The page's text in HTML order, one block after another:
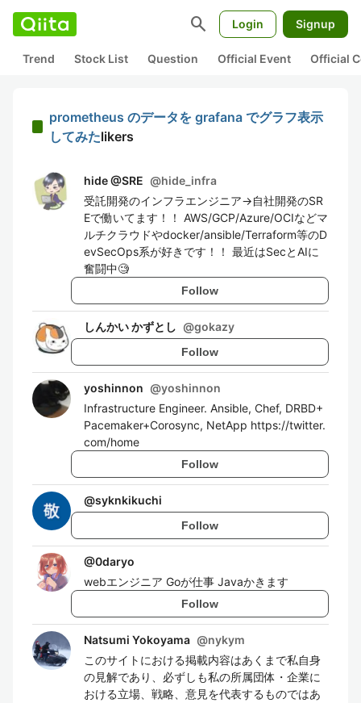
search Login Signup
Trend Stock List Question Official Event Official
prometheus のデータを grafana でグラフ表示
してみたlikers
hide @SRE @hide_infra
受託開発のインフラエンジニア→自社開発のSR
Eで働いてます！！ AWS/GCP/Azure/OCIなどマ
ルチクラウドやdocker/ansible/Terraform等のD
evSecOps系が好きです！！ 最近はSecとAIに
奮闘中🧐
Follow
しんかい かずとし @gokazy
Follow
yoshinnon @yoshinnon
Infrastructure Engineer. Ansible, Chef, DRBD+
Pacemaker+Corosync, NetApp https://twitter.
com/home
Follow
@syknkikuchi
Follow
@0daryo
webエンジニア Goが仕事 Javaかきます
Follow
Natsumi Yokoyama @nykym
このサイトにおける掲載内容はあくまで私自身
の見解であり、必ずしも私の所属団体・企業に
おける立場、戦略、意見を代表するものではあ